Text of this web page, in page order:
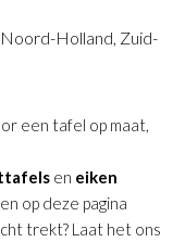
Holland, Zuid-
een tafel op maat,
en eiken
op deze pagina
trekt? Laat het ons